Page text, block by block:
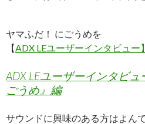
ヤマふだ！ にごうめを
【ADX LEユーザーインタビュー
ADX LEユーザーインタビ
ごうめ』編
サウンドに興味のある方はよん